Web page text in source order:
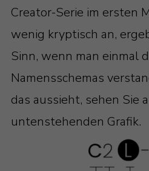
Creator-Serie im ersten
wenig kryptisch an,
Sinn, wenn man einmal
Namensschemas
das aussieht, sehen Sie
untenstehenden Grafik.